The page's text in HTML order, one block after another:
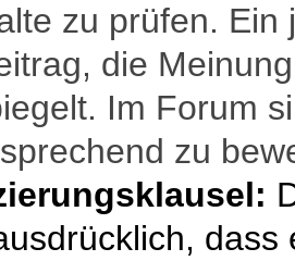
zu prüfen.
die
Im Forum
zu